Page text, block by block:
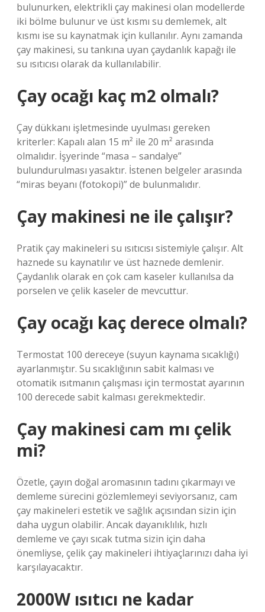
bulunurken, elektrikli çay makinesi olan modellerde
iki bölme bulunur ve üst kısmı su demlemek, alt
kısmı ise su kaynatmak için kullanılır. Aynı zamanda
çay makinesi, su tankına uyan çaydanlık kapağı ile
su ısıtıcısı olarak da kullanılabilir.
Çay ocağı kaç m2 olmalı?
Çay dükkanı işletmesinde uyulması gereken
kriterler: Kapalı alan 15 m² ile 20 m² arasında
olmalıdır. İşyerinde “masa – sandalye”
bulundurulması yasaktır. İstenen belgeler arasında
“miras beyanı (fotokopi)” de bulunmalıdır.
Çay makinesi ne ile çalışır?
Pratik çay makineleri su ısıtıcısı sistemiyle çalışır. Alt
haznede su kaynatılır ve üst haznede demlenir.
Çaydanlık olarak en çok cam kaseler kullanılsa da
porselen ve çelik kaseler de mevcuttur.
Çay ocağı kaç derece olmalı?
Termostat 100 dereceye (suyun kaynama sıcaklığı)
ayarlanmıştır. Su sıcaklığının sabit kalması ve
otomatik ısıtmanın çalışması için termostat ayarının
100 derecede sabit kalması gerekmektedir.
Çay makinesi cam mı çelik
mi?
Özetle, çayın doğal aromasının tadını çıkarmayı ve
demleme sürecini gözlemlemeyi seviyorsanız, cam
çay makineleri estetik ve sağlık açısından sizin için
daha uygun olabilir. Ancak dayanıklılık, hızlı
demleme ve çayı sıcak tutma sizin için daha
önemliyse, çelik çay makineleri ihtiyaçlarınızı daha iyi
karşılayacaktır.
2000W ısıtıcı ne kadar